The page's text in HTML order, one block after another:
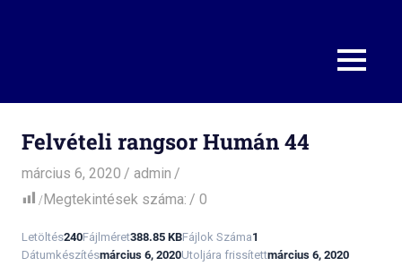
MENU
Felvételi rangsor Humán 44
március 6, 2020
admin
Megtekintések száma:
0
Letöltés240Fájlméret388.85 KBFájlok Száma1
Dátumkészítésmárcius 6, 2020Utoljára frissítettmárcius 6, 2020